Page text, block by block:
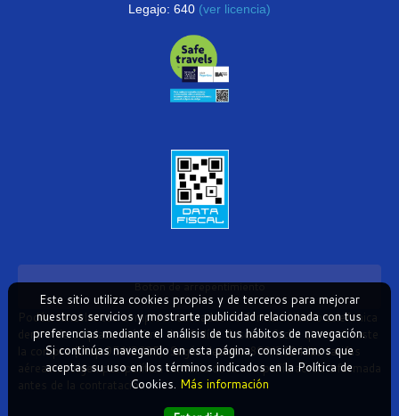
Legajo: 640 (ver licencia)
Boton de arrepentimiento
Podés cancelar tus compras realizadas de forma online o telefonica
dentro de un plazo máximo de 10 días desde la fecha que realizaste
la compra (Disp.954/2025). Según decreto 809/2024 las tarifas
aéreas se rigen por política tarifaria de la compañía aérea informada
antes de la contratación.
Este sitio utiliza cookies propias y de terceros para mejorar
nuestros servicios y mostrarte publicidad relacionada con tus
preferencias mediante el análisis de tus hábitos de navegación.
Si continúas navegando en esta página, consideramos que
aceptas su uso en los términos indicados en la Política de
Cookies. Más información